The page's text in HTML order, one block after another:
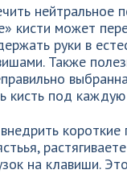
нейтральное
кисти может
руки в
Также
кисть под
на клавиши.